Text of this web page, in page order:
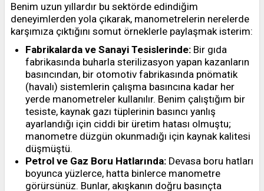
Benim uzun yıllardır bu sektörde edindiğim
deneyimlerden yola çıkarak, manometrelerin nerelerde
karşımıza çıktığını somut örneklerle paylaşmak isterim:
Fabrikalarda ve Sanayi Tesislerinde: Bir gıda
fabrikasında buharla sterilizasyon yapan kazanların
basıncından, bir otomotiv fabrikasında pnömatik
(havalı) sistemlerin çalışma basıncına kadar her
yerde manometreler kullanılır. Benim çalıştığım bir
tesiste, kaynak gazı tüplerinin basıncı yanlış
ayarlandığı için ciddi bir üretim hatası olmuştu;
manometre düzgün okunmadığı için kaynak kalitesi
düşmüştü.
Petrol ve Gaz Boru Hatlarında: Devasa boru hatları
boyunca yüzlerce, hatta binlerce manometre
görürsünüz. Bunlar, akışkanın doğru basınçta